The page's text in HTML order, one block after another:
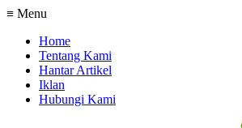
≡ Menu
Home
Tentang Kami
Hantar Artikel
Iklan
Hubungi Kami